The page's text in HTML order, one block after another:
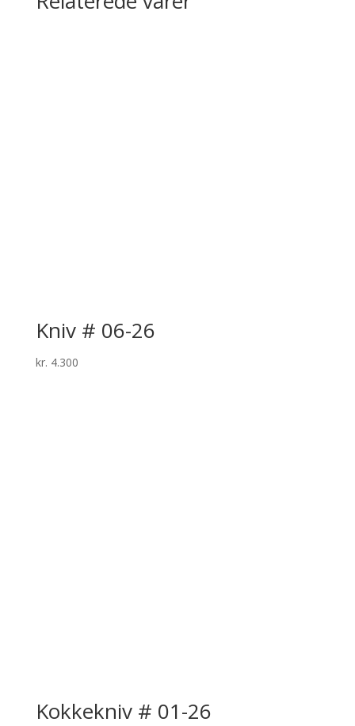
Kniv # 06-26
kr. 4.300
Kokkekniv # 01-26